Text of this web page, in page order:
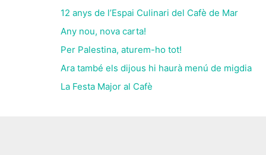
12 anys de l’Espai Culinari del Cafè de Mar
Any nou, nova carta!
Per Palestina, aturem-ho tot!
Ara també els dijous hi haurà menú de migdia
La Festa Major al Cafè